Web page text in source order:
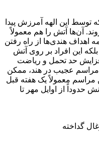
توسط این الهه آمرزش پیدا
آن‌ها آتش را هم معمولاً
اهداف هندی‌ها از راه رفتن
این افراد بر روی آتش
افزایش حد تحمل و ریاضت
مراسم عجیب در هند، ممکن
مراسم معمولاً یک هفته قبل
حدوداً از اوایل مهر تا
گداخته